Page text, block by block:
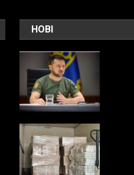
НОВІ